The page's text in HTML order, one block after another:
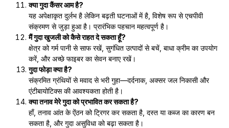
क्या गुदा कैंसर आम है?
यह अपेक्षाकृत दुर्लभ है लेकिन बढ़ती घटनाओं में है, विशेष रूप से एचपीवी
संक्रमण से जुड़ा हुआ है। प्रारंभिक पहचान महत्वपूर्ण है।
मैं गुदा खुजली को कैसे राहत दे सकता हूँ?
क्षेत्र को गर्म पानी से साफ रखें, सुगंधित उत्पादों से बचें, बाधा क्रीम का उपयोग
करें, और अच्छे फाइबर का सेवन बनाए रखें।
गुदा फोड़ा क्या है?
संक्रमित ग्रंथियों से मवाद से भरी गुहा—दर्दनाक, अक्सर जल निकासी और
एंटीबायोटिक्स की आवश्यकता होती है।
क्या तनाव मेरे गुदा को प्रभावित कर सकता है?
हाँ, तनाव आंत के ऐंठन को ट्रिगर कर सकता है, दस्त या कब्ज का कारण बन
सकता है, और गुदा असुविधा को बढ़ा सकता है।